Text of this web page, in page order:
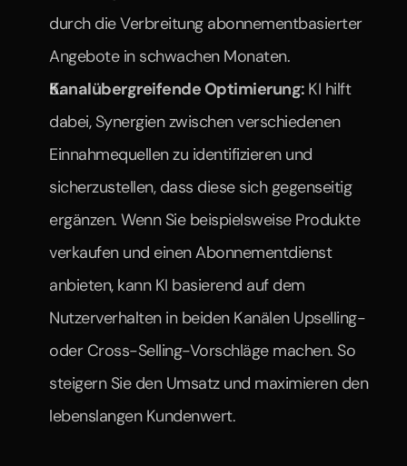
durch die Verbreitung abonnementbasierter
Angebote in schwachen Monaten.
Kanalübergreifende Optimierung: KI hilft
dabei, Synergien zwischen verschiedenen
Einnahmequellen zu identifizieren und
sicherzustellen, dass diese sich gegenseitig
ergänzen. Wenn Sie beispielsweise Produkte
verkaufen und einen Abonnementdienst
anbieten, kann KI basierend auf dem
Nutzerverhalten in beiden Kanälen Upselling-
oder Cross-Selling-Vorschläge machen. So
steigern Sie den Umsatz und maximieren den
lebenslangen Kundenwert.